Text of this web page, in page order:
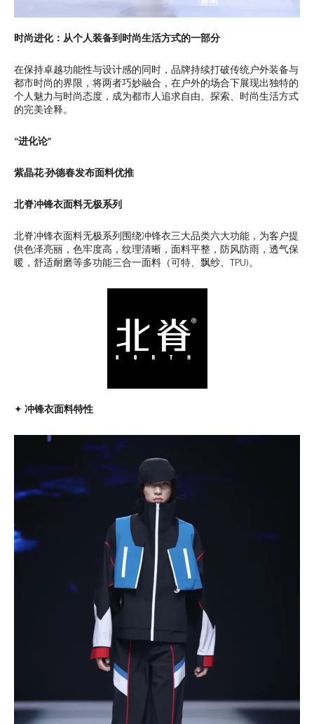
时尚进化：从个人装备到时尚生活方式的一部分
在保持卓越功能性与设计感的同时，品牌持续打破传统户外装备与
都市时尚的界限，将两者巧妙融合，在户外的场合下展现出独特的
个人魅力与时尚态度，成为都市人追求自由、探索、时尚生活方式
的完美诠释。
“进化论”
紫晶花·孙德春发布面料优推
北脊冲锋衣面料无极系列
北脊冲锋衣面料无极系列围绕冲锋衣三大品类六大功能，为客户提
供色泽亮丽，色牢度高，纹理清晰，面料平整，防风防雨，透气保
暖，舒适耐磨等多功能三合一面料（可特、飘纱、TPU)。
✦冲锋衣面料特性